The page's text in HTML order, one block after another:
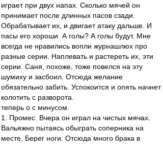
играет при двух напах. Сколько мячей он
принимает после длинных пасов сзади.
Обрабатывает их, и двигает атаку дальше. И
пасы его хороши. А голы? А голы будут. Мне
всегда не нравились вопли журнашлюх про
разные серии. Наплевать и растереть их, эти
серии. Саня, похоже, тоже повелся на эту
шумиху и засбоил. Отсюда желание
обязательно забить. Успокоится и опять начнет
колотить с разворота.
теперь о с минусом.
1. Промес. Вчера он играл на чистых мячах.
Вальяжно пытаясь обыграть соперника на
месте. Берег ноги. Отсюда много брака в